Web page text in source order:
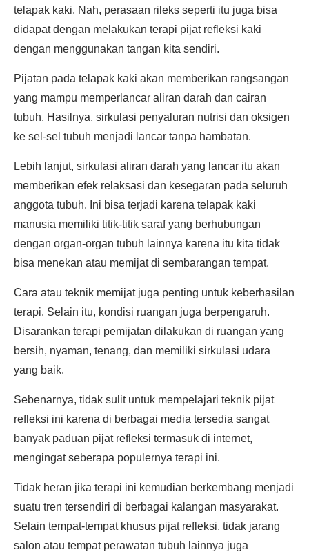
telapak kaki. Nah, perasaan rileks seperti itu juga bisa
didapat dengan melakukan terapi pijat refleksi kaki
dengan menggunakan tangan kita sendiri.
Pijatan pada telapak kaki akan memberikan rangsangan
yang mampu memperlancar aliran darah dan cairan
tubuh. Hasilnya, sirkulasi penyaluran nutrisi dan oksigen
ke sel-sel tubuh menjadi lancar tanpa hambatan.
Lebih lanjut, sirkulasi aliran darah yang lancar itu akan
memberikan efek relaksasi dan kesegaran pada seluruh
anggota tubuh. Ini bisa terjadi karena telapak kaki
manusia memiliki titik-titik saraf yang berhubungan
dengan organ-organ tubuh lainnya karena itu kita tidak
bisa menekan atau memijat di sembarangan tempat.
Cara atau teknik memijat juga penting untuk keberhasilan
terapi. Selain itu, kondisi ruangan juga berpengaruh.
Disarankan terapi pemijatan dilakukan di ruangan yang
bersih, nyaman, tenang, dan memiliki sirkulasi udara
yang baik.
Sebenarnya, tidak sulit untuk mempelajari teknik pijat
refleksi ini karena di berbagai media tersedia sangat
banyak paduan pijat refleksi termasuk di internet,
mengingat seberapa populernya terapi ini.
Tidak heran jika terapi ini kemudian berkembang menjadi
suatu tren tersendiri di berbagai kalangan masyarakat.
Selain tempat-tempat khusus pijat refleksi, tidak jarang
salon atau tempat perawatan tubuh lainnya juga